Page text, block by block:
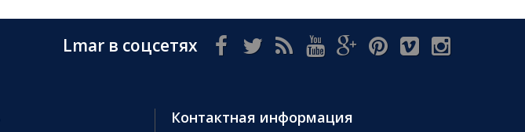
Lmar в соцсетях
Контактная информация